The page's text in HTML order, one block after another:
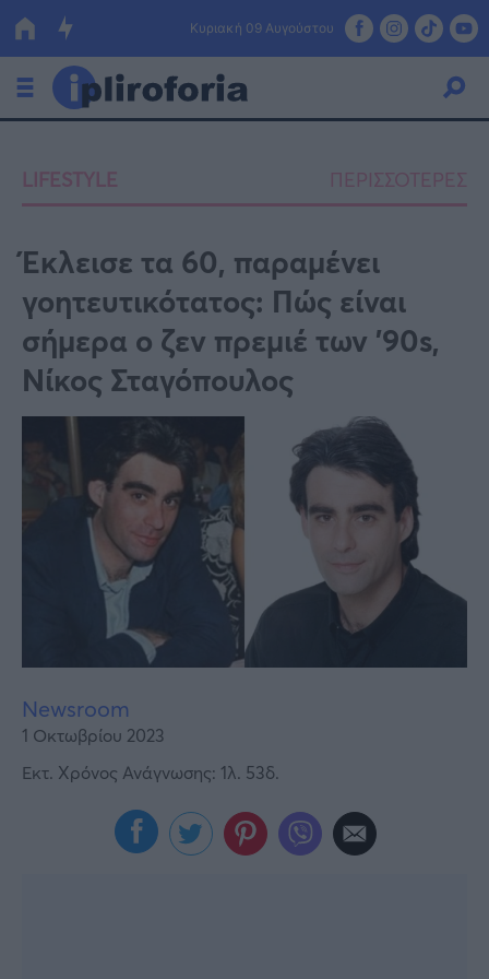
Κυριακή 09 Αυγούστου
Οικονομία
Πολιτική
Τράπεζες
Επιδοτήσεις
ΕΣΠΑ
Κόσμος
Lifestyle
Αθλητικά
Υγεία
Γυναίκα
Καιρός
LIFESTYLE ΠΕΡΙΣΣΟΤΕΡΕΣ
Έκλεισε τα 60, παραμένει
γοητευτικότατος: Πώς είναι
σήμερα ο ζεν πρεμιέ των ’90s,
Νίκος Σταγόπουλος
Newsroom
1 Οκτωβρίου 2023
Εκτ. Χρόνος Ανάγνωσης: 1λ. 53δ.